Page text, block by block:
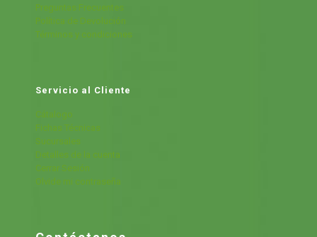
Preguntas Frecuentes
Política de Devolución
Términos y condiciones
Servicio al Cliente
Cátalogo
Fichas Técnicas
Sucursales
Detalles de la cuenta
Cerrar Sesión
Olvide mi contraseña